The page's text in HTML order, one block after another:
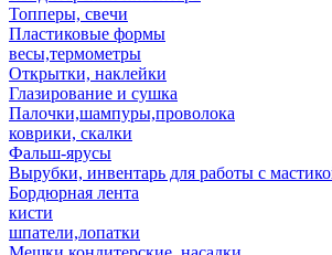
Топперы, свечи
Пластиковые формы
весы,термометры
Открытки, наклейки
Глазирование и сушка
Палочки,шампуры,проволока
коврики, скалки
Фальш-ярусы
Вырубки, инвентарь для работы с
Бордюрная лента
кисти
шпатели,лопатки